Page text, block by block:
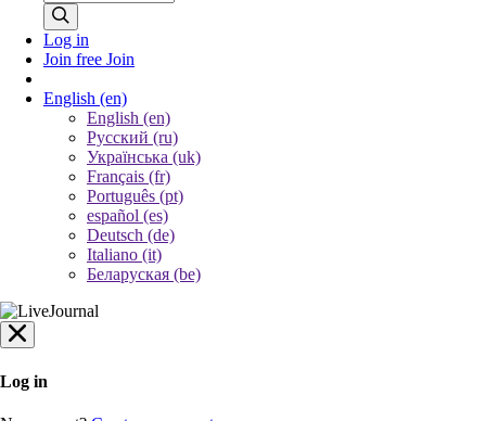
Log in
Join free Join
English (en)
English (en)
Русский (ru)
Українська (uk)
Français (fr)
Português (pt)
español (es)
Deutsch (de)
Italiano (it)
Беларуская (be)
Log in